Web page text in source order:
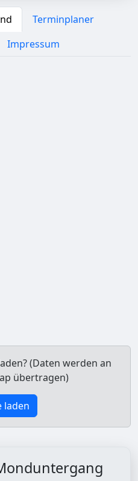
Terminplaner
Impressum
(Daten werden an
übertragen)
laden